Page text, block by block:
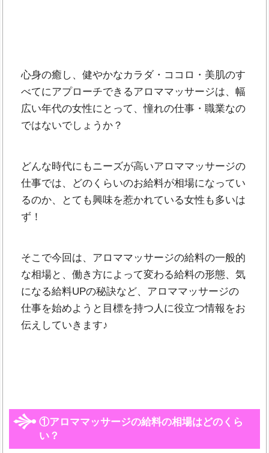
心身の癒し、健やかなカラダ・ココロ・美肌のす
べてにアプローチできるアロママッサージは、幅
広い年代の女性にとって、憧れの仕事・職業なの
ではないでしょうか？
どんな時代にもニーズが高いアロママッサージの
仕事では、どのくらいのお給料が相場になってい
るのか、とても興味を惹かれている女性も多いは
ず！
そこで今回は、アロママッサージの給料の一般的
な相場と、働き方によって変わる給料の形態、気
になる給料UPの秘訣など、アロママッサージの
仕事を始めようと目標を持つ人に役立つ情報をお
伝えしていきます♪
①アロママッサージの給料の相場はどのくら
い？